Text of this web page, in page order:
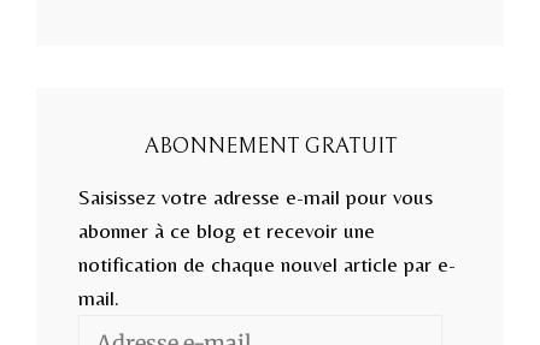
ABONNEMENT GRATUIT
Saisissez votre adresse e-mail pour vous
abonner à ce blog et recevoir une
notification de chaque nouvel article par e-
mail.
Adresse